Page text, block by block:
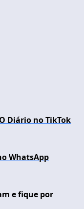
Diário no TikTok
WhatsApp
e fique por